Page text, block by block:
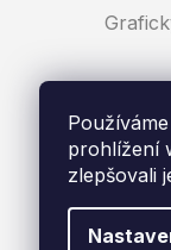
prohlížení
zlepšovali